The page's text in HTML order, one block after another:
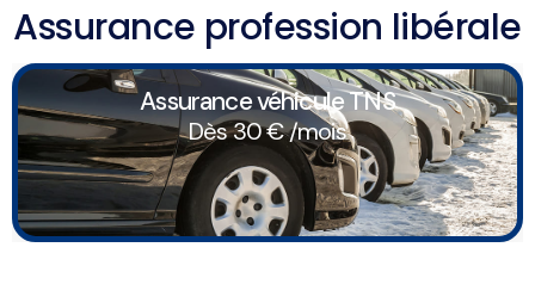
Assurance profession libérale
Assurance véhicule TNS
Dès 30 € /mois